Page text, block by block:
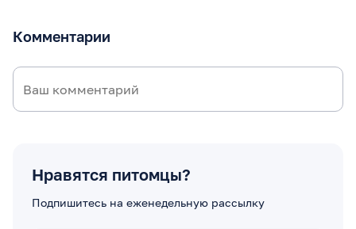
Комментарии
Нравятся питомцы?
Подпишитесь на еженедельную рассылку